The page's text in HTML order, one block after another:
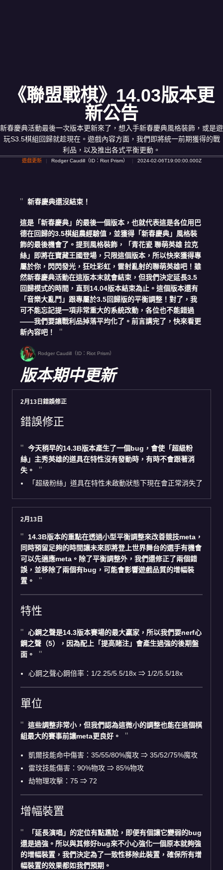
《聯盟戰棋》14.03版本更
新公告
新春慶典活動最後一次版本更新來了，想入手新春慶典風格裝飾，或是遊
玩S3.5棋組回歸就趁現在。遊戲內容方面，我們即將統一前期獲得的戰
利品，以及推出各式平衡更動。
遊戲更新 Rodger Caudill（ID：Riot Prism） 2024-02-06T19:00:00.000Z
新春慶典還沒結束！
這是「新春慶典」的最後一個版本，也就代表這是各位用巴
德在回歸的3.5棋組農經驗值，並獲得「新春慶典」風格裝
飾的最後機會了。提到風格裝飾，「青花瓷 聯萌英雄 拉克
絲」即將在寶藏王國登場，只限這個版本，所以快來獲得專
屬於你，閃閃發光，狂吐彩虹，雷射亂射的聯萌英雄吧！雖
然新春慶典活動在這版本末就會結束，但我們決定延長3.5
回歸模式的時間，直到14.04版本結束為止。這個版本還有
「音樂大亂鬥」跟專屬於3.5回歸版的平衡調整！對了，我
可不能忘記提一項非常重大的系統改動，各位也不能錯過
——我們要讓戰利品掉落平均化了。前言講完了，快來看更
新內容吧！
Rodger Caudill（ID：Riot Prism）
版本期中更新
2月13日錯誤修正
錯誤修正
今天稍早的14.3B版本產生了一個bug，會使「超級粉
絲」主秀英雄的道具在特性沒有發動時，有時不會跟著消
失。
「超級粉絲」道具在特性未啟動狀態下現在會正常消失了
2月13日
14.3B版本的重點在透過小型平衡調整來改善競技meta，
同時預留足夠的時間讓未來即將登上世界舞台的選手有機會
可以先適應meta。除了平衡調整外，我們還修正了兩個錯
誤，並移除了兩個有bug，可能會影響遊戲品質的增幅裝
置。
特性
心鋼之聲是14.3版本賽場的最大贏家，所以我們要nerf心
鋼之聲（5），因為配上「提高賭注」會產生過強的後期盤
面。
心鋼之聲心鋼倍率：1/2.25/5.5/18x ⇒ 1/2/5.5/18x
單位
這些調整非常小，但我們認為這微小的調整也能在這個棋
組最大的賽事前讓meta更良好。
凱爾技能命中傷害：35/55/80%魔攻 ⇒ 35/52/75%魔攻
雷玟技能傷害：90%物攻 ⇒ 85%物攻
劫物理攻擊：75 ⇒ 72
增幅裝置
「延長演唱」的定位有點尷尬，即便有個讓它變弱的bug
還是過強。所以與其修好bug來不小心強化一個原本就夠強
的增幅裝置，我們決定為了一致性移除此裝置，確保所有增
幅裝置的效果都如我們預期。